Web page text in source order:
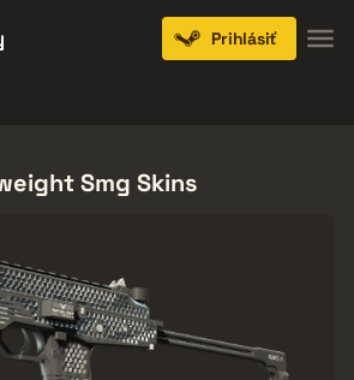
Prihlásiť
Smg Skins